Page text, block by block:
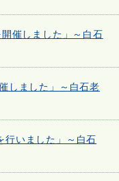
催しました」～白石
しました」～白石老
いました」～白石